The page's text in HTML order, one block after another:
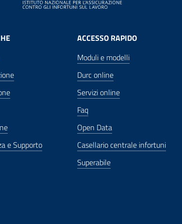
e Supporto
ACCESSO RAPIDO
Moduli e modelli
Durc online
Servizi online
Faq
Open Data
Casellario centrale infortuni
Superabile